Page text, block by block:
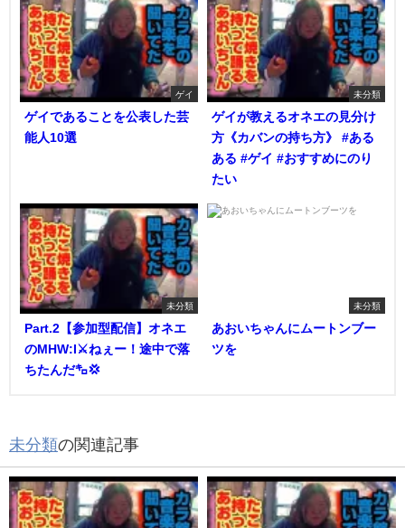
ゲイ
ゲイであることを公表した芸
能人10選
未分類
ゲイが教えるオネエの見分け
方《カバンの持ち方》 #ある
ある #ゲイ #おすすめにのり
たい
未分類
Part.2【参加型配信】オネエ
のMHW:I⚔️ねぇー！途中で落
ちたんだ㌔💢
未分類
あおいちゃんにムートンブー
ツを
未分類の関連記事